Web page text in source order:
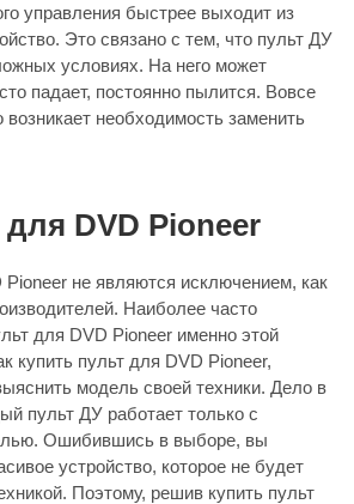
управления быстрее выходит из
Это связано с тем, что пульт ДУ
условиях. На него может
падает, постоянно пылится. Вовсе
возникает необходимость заменить
DVD Pioneer
не являются исключением, как
Наиболее часто
для DVD Pioneer именно этой
купить пульт для DVD Pioneer,
модель своей техники. Дело в
пульт ДУ работает только с
Ошибившись в выборе, вы
устройство, которое не будет
Поэтому, решив купить пульт